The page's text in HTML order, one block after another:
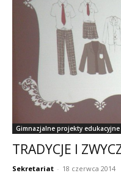
Gimnazjalne projekty edukacyjne
TRADYCJE I
Sekretariat - 18 czerwca 2014